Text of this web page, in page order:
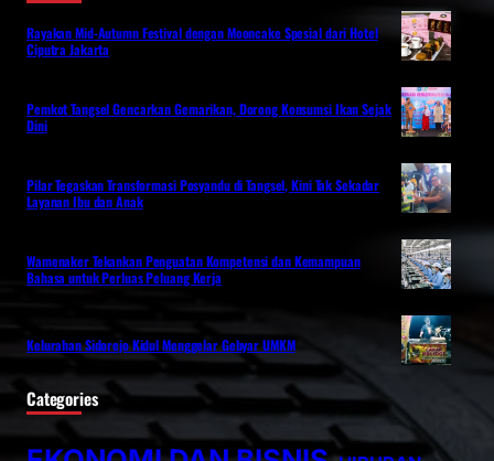
Rayakan Mid-Autumn Festival dengan Mooncake Spesial dari Hotel
Ciputra Jakarta
Pemkot Tangsel Gencarkan Gemarikan, Dorong Konsumsi Ikan Sejak
Dini
Pilar Tegaskan Transformasi Posyandu di Tangsel, Kini Tak Sekadar
Layanan Ibu dan Anak
Wamenaker Tekankan Penguatan Kompetensi dan Kemampuan
Bahasa untuk Perluas Peluang Kerja
Kelurahan Sidorejo Kidul Menggelar Gebyar UMKM
Categories